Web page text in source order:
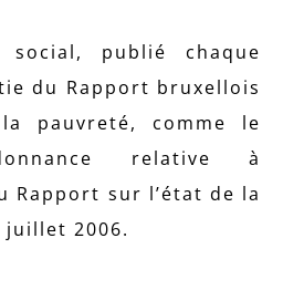
social, publié chaque
du Rapport bruxellois
pauvreté, comme le
relative à
Rapport sur l’état de la
juillet 2006.